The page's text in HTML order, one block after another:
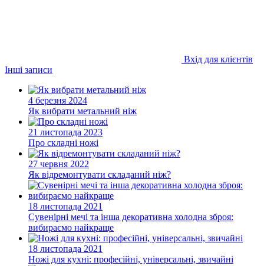
Вхід для клієнтів
Інші записи
4 березня 2024
Як вибрати метальний ніж
21 листопада 2023
Про складні ножі
27 червня 2022
Як відремонтувати складаний ніж?
18 листопада 2021
Сувенірні мечі та інша декоративна холодна зброя:
вибираємо найкраще
18 листопада 2021
Ножі для кухні: професійні, універсальні, звичайні